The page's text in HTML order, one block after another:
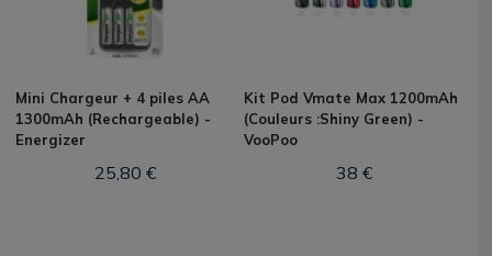
Mini Chargeur + 4 piles AA
1300mAh (Rechargeable) -
Energizer
25,80 €
Kit Pod Vmate Max 1200mAh
(Couleurs :Shiny Green) -
VooPoo
38 €